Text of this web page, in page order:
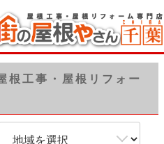
の屋根工事・屋根リフォームの
根工事・屋根リフォー